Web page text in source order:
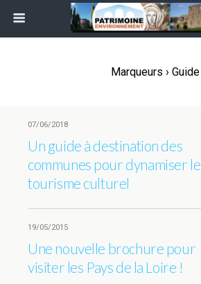
Marqueurs › Guide
07/06/2018
Un guide à destination des
communes pour dynamiser le
tourisme culturel
19/05/2015
Une nouvelle brochure pour
visiter les Pays de la Loire !